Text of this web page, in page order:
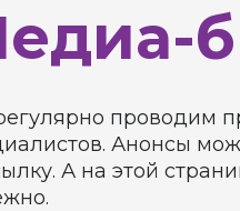
проводим
Анонсы
А на этой